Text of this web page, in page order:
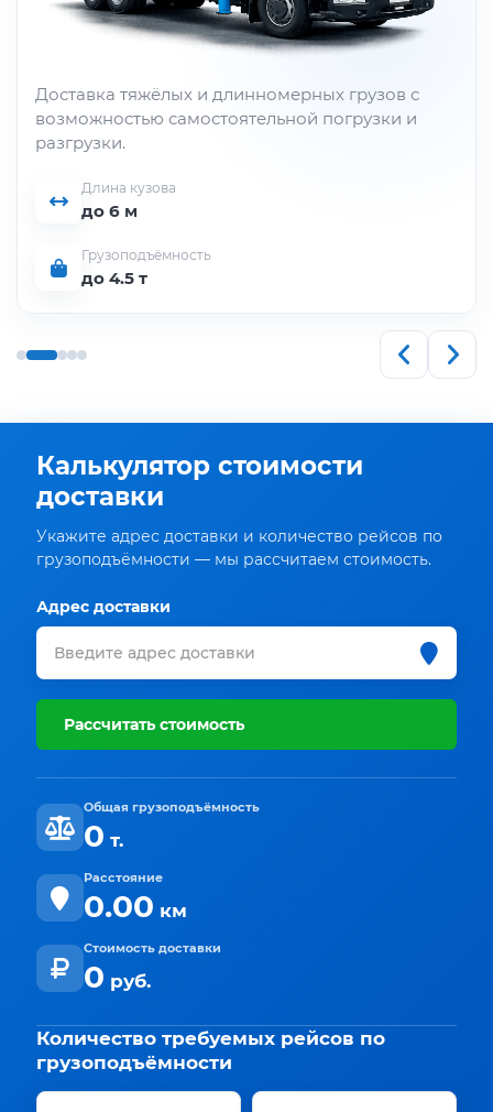
Доставка тяжёлых и длинномерных грузов с
возможностью самостоятельной погрузки и
разгрузки.
Длина кузова
до 6 м
Грузоподъёмность
до 4.5 т
Калькулятор стоимости
доставки
Укажите адрес доставки и количество рейсов по
грузоподъёмности — мы рассчитаем стоимость.
Адрес доставки
Рассчитать стоимость
Общая грузоподъёмность
0 т.
Расстояние
0.00 км
Стоимость доставки
0 руб.
Количество требуемых рейсов по
грузоподъёмности